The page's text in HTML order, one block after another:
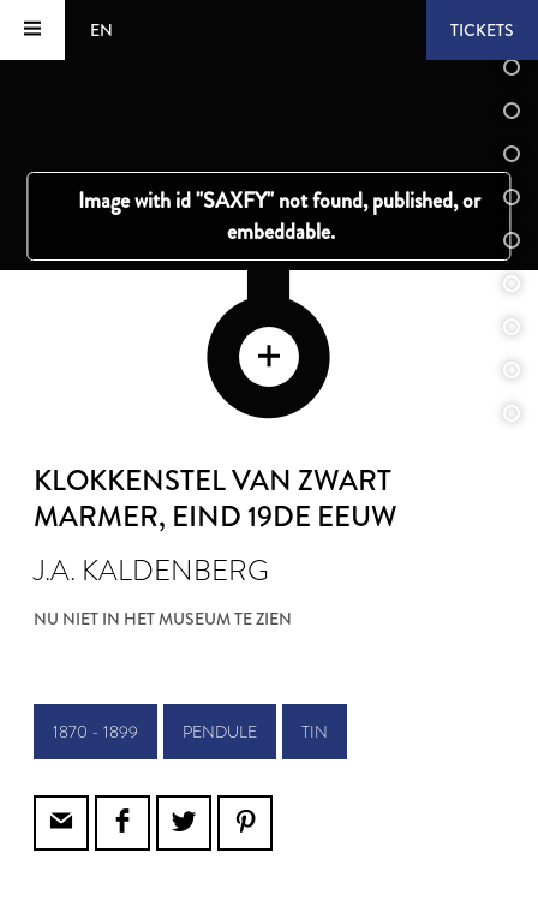
EN TICKETS
KLOKKENSTEL VAN ZWART
MARMER, EIND 19DE EEUW
J.A. KALDENBERG
NU NIET IN HET MUSEUM TE ZIEN
1870 - 1899 PENDULE TIN